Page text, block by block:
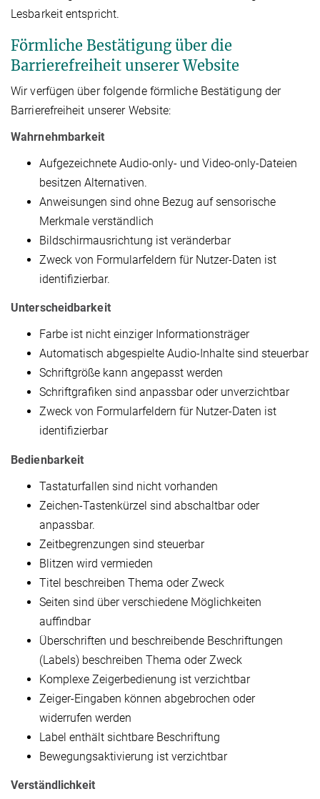
Lesbarkeit entspricht.
Förmliche Bestätigung über die
Barrierefreiheit unserer Website
Wir verfügen über folgende förmliche Bestätigung der
Barrierefreiheit unserer Website:
Wahrnehmbarkeit
Aufgezeichnete Audio-only- und Video-only-Dateien
besitzen Alternativen.
Anweisungen sind ohne Bezug auf sensorische
Merkmale verständlich
Bildschirmausrichtung ist veränderbar
Zweck von Formularfeldern für Nutzer-Daten ist
identifizierbar.
Unterscheidbarkeit
Farbe ist nicht einziger Informationsträger
Automatisch abgespielte Audio-Inhalte sind steuerbar
Schriftgröße kann angepasst werden
Schriftgrafiken sind anpassbar oder unverzichtbar
Zweck von Formularfeldern für Nutzer-Daten ist
identifizierbar
Bedienbarkeit
Tastaturfallen sind nicht vorhanden
Zeichen-Tastenkürzel sind abschaltbar oder
anpassbar.
Zeitbegrenzungen sind steuerbar
Blitzen wird vermieden
Titel beschreiben Thema oder Zweck
Seiten sind über verschiedene Möglichkeiten
auffindbar
Überschriften und beschreibende Beschriftungen
(Labels) beschreiben Thema oder Zweck
Komplexe Zeigerbedienung ist verzichtbar
Zeiger-Eingaben können abgebrochen oder
widerrufen werden
Label enthält sichtbare Beschriftung
Bewegungsaktivierung ist verzichtbar
Verständlichkeit